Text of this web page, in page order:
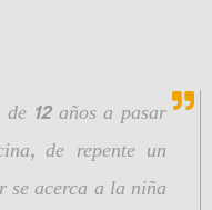
12 años a pasar
de repente un
se acerca a la niña